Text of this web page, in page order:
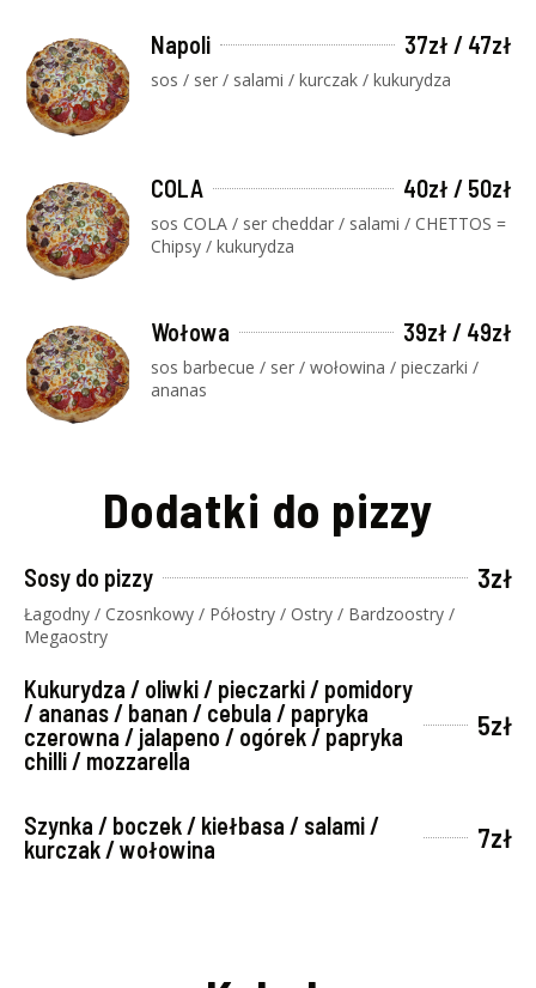
Napoli 37zł / 47zł
sos / ser / salami / kurczak / kukurydza
COLA 40zł / 50zł
sos COLA / ser cheddar / salami / CHETTOS =
Chipsy / kukurydza
Wołowa 39zł / 49zł
sos barbecue / ser / wołowina / pieczarki /
ananas
Dodatki do pizzy
Sosy do pizzy 3zł
Łagodny / Czosnkowy / Półostry / Ostry / Bardzoostry /
Megaostry
Kukurydza / oliwki / pieczarki / pomidory
/ ananas / banan / cebula / papryka
czerowna / jalapeno / ogórek / papryka
chilli / mozzarella
5zł
Szynka / boczek / kiełbasa / salami /
kurczak / wołowina
7zł